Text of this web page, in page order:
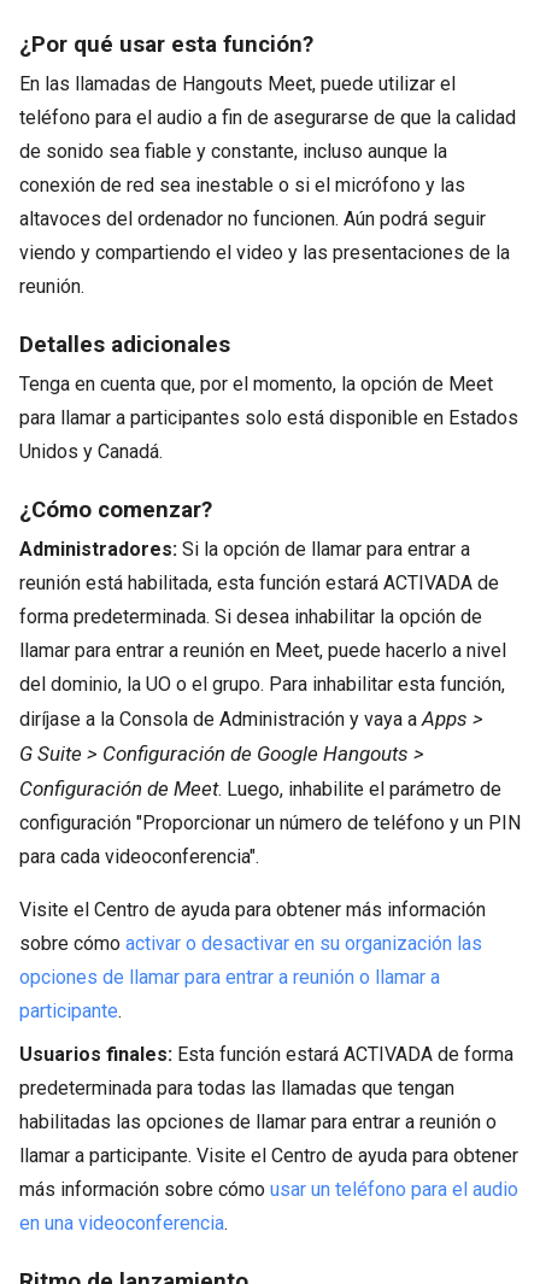
¿Por qué usar esta función?
En las llamadas de Hangouts Meet, puede utilizar el
teléfono para el audio a fin de asegurarse de que la calidad
de sonido sea fiable y constante, incluso aunque la
conexión de red sea inestable o si el micrófono y las
altavoces del ordenador no funcionen. Aún podrá seguir
viendo y compartiendo el video y las presentaciones de la
reunión.
Detalles adicionales
Tenga en cuenta que, por el momento, la opción de Meet
para llamar a participantes solo está disponible en Estados
Unidos y Canadá.
¿Cómo comenzar?
Administradores: Si la opción de llamar para entrar a
reunión está habilitada, esta función estará ACTIVADA de
forma predeterminada. Si desea inhabilitar la opción de
llamar para entrar a reunión en Meet, puede hacerlo a nivel
del dominio, la UO o el grupo. Para inhabilitar esta función,
diríjase a la Consola de Administración y vaya aApps >
G Suite > Configuración de Google Hangouts >
Configuración de Meet. Luego, inhabilite el parámetro de
configuración "Proporcionar un número de teléfono y un PIN
para cada videoconferencia".
Visite el Centro de ayuda para obtener más información
sobre cómo activar o desactivar en su organización las
opciones de llamar para entrar a reunión o llamar a
participante.
Usuarios finales: Esta función estará ACTIVADA de forma
predeterminada para todas las llamadas que tengan
habilitadas las opciones de llamar para entrar a reunión o
llamar a participante. Visite el Centro de ayuda para obtener
más información sobre cómo usar un teléfono para el audio
en una videoconferencia.